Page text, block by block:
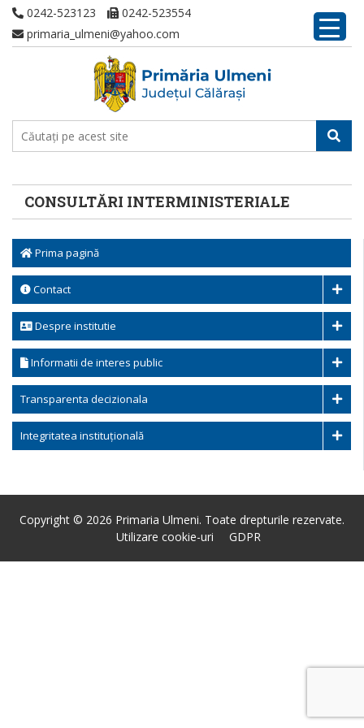
0242-523123
0242-523554
primaria_ulmeni@yahoo.com
CONSULTĂRI INTERMINISTERIALE
Prima pagină
Contact
Despre institutie
Informatii de interes public
Transparenta decizionala
Integritatea instituțională
Copyright © 2026 Primaria Ulmeni. Toate drepturile rezervate.
Utilizare cookie-uri
GDPR